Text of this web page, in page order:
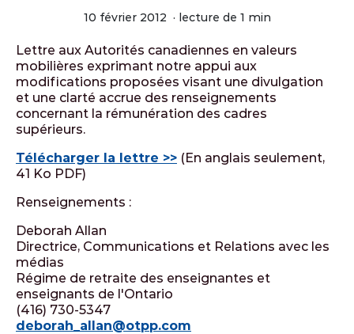
10 février 2012 · lecture de 1 min
Lettre aux Autorités canadiennes en valeurs
mobilières exprimant notre appui aux
modifications proposées visant une divulgation
et une clarté accrue des renseignements
concernant la rémunération des cadres
supérieurs.
Télécharger la lettre >> (En anglais seulement,
41 Ko PDF)
Renseignements :
Deborah Allan
Directrice, Communications et Relations avec les
médias
Régime de retraite des enseignantes et
enseignants de l'Ontario
(416) 730-5347
deborah_allan@otpp.com